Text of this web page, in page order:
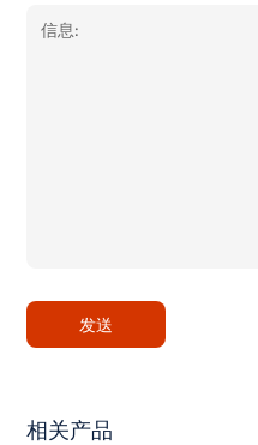
发送
相关产品